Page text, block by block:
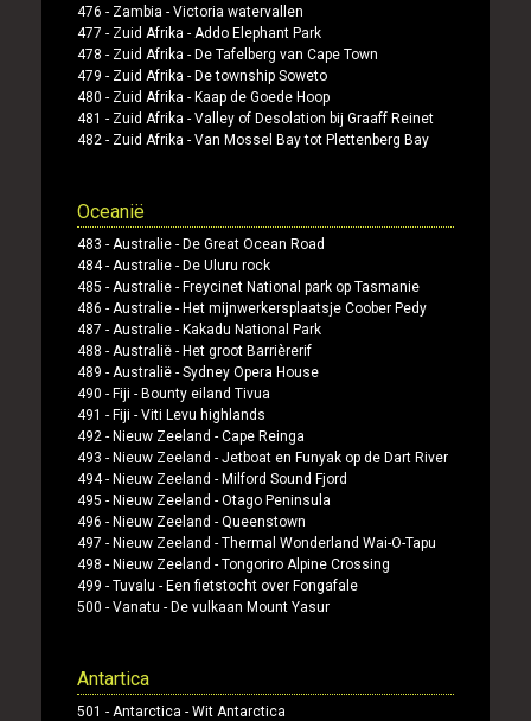
476 - Zambia - Victoria watervallen
477 - Zuid Afrika - Addo Elephant Park
478 - Zuid Afrika - De Tafelberg van Cape Town
479 - Zuid Afrika - De township Soweto
480 - Zuid Afrika - Kaap de Goede Hoop
481 - Zuid Afrika - Valley of Desolation bij Graaff Reinet
482 - Zuid Afrika - Van Mossel Bay tot Plettenberg Bay
Oceanië
483 - Australie - De Great Ocean Road
484 - Australie - De Uluru rock
485 - Australie - Freycinet National park op Tasmanie
486 - Australie - Het mijnwerkersplaatsje Coober Pedy
487 - Australie - Kakadu National Park
488 - Australië - Het groot Barrièrerif
489 - Australië - Sydney Opera House
490 - Fiji - Bounty eiland Tivua
491 - Fiji - Viti Levu highlands
492 - Nieuw Zeeland - Cape Reinga
493 - Nieuw Zeeland - Jetboat en Funyak op de Dart River
494 - Nieuw Zeeland - Milford Sound Fjord
495 - Nieuw Zeeland - Otago Peninsula
496 - Nieuw Zeeland - Queenstown
497 - Nieuw Zeeland - Thermal Wonderland Wai-O-Tapu
498 - Nieuw Zeeland - Tongoriro Alpine Crossing
499 - Tuvalu - Een fietstocht over Fongafale
500 - Vanatu - De vulkaan Mount Yasur
Antartica
501 - Antarctica - Wit Antarctica